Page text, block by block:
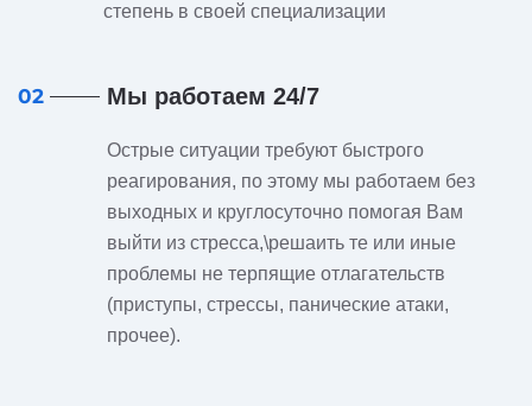
степень в своей специализации
02 Мы работаем 24/7
Острые ситуации требуют быстрого
реагирования, по этому мы работаем без
выходных и круглосуточно помогая Вам
выйти из стресса,\решаить те или иные
проблемы не терпящие отлагательств
(приступы, стрессы, панические атаки,
прочее).